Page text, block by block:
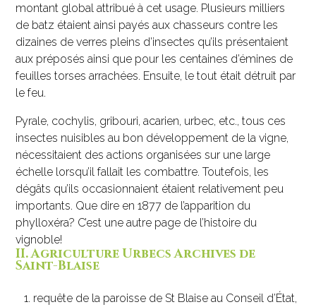
montant global attribué à cet usage. Plusieurs milliers
de batz étaient ainsi payés aux chasseurs contre les
dizaines de verres pleins d’insectes qu’ils présentaient
aux préposés ainsi que pour les centaines d’émines de
feuilles torses arrachées. Ensuite, le tout était détruit par
le feu.
Pyrale, cochylis, gribouri, acarien, urbec, etc., tous ces
insectes nuisibles au bon développement de la vigne,
nécessitaient des actions organisées sur une large
échelle lorsqu’il fallait les combattre. Toutefois, les
dégâts qu’ils occasionnaient étaient relativement peu
importants. Que dire en 1877 de l’apparition du
phylloxéra? C’est une autre page de l’histoire du
vignoble!
II. Agriculture Urbecs Archives de
Saint-Blaise
requête de la paroisse de St Blaise au Conseil d’État,